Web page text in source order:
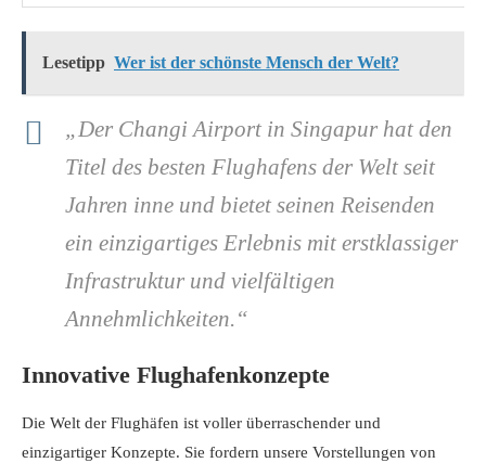
Lesetipp Wer ist der schönste Mensch der Welt?
„Der Changi Airport in Singapur hat den
Titel des besten Flughafens der Welt seit
Jahren inne und bietet seinen Reisenden
ein einzigartiges Erlebnis mit erstklassiger
Infrastruktur und vielfältigen
Annehmlichkeiten.“
Innovative Flughafenkonzepte
Die Welt der Flughäfen ist voller überraschender und
einzigartiger Konzepte. Sie fordern unsere Vorstellungen von